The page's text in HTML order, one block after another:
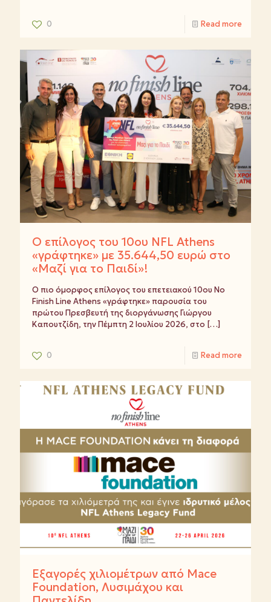
0 Read more
Ο επίλογος του 10ου NFL Athens
«γράφτηκε» με 35.644,50 ευρώ στο
«Μαζί για το Παιδί»!
Ο πιο όμορφος επίλογος του επετειακού 10ου No
Finish Line Athens «γράφτηκε» παρουσία του
πρώτου Πρεσβευτή της διοργάνωσης Γιώργου
Καπουτζίδη, την Πέμπτη 2 Ιουλίου 2026, στο […]
0 Read more
Εξαγορές χιλιομέτρων από Mace
Foundation, Λυσιμάχου και